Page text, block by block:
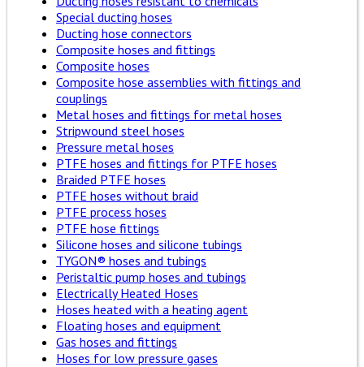
Special ducting hoses
Ducting hose connectors
Composite hoses and fittings
Composite hoses
Composite hose assemblies with fittings and
couplings
Metal hoses and fittings for metal hoses
Stripwound steel hoses
Pressure metal hoses
PTFE hoses and fittings for PTFE hoses
Braided PTFE hoses
PTFE hoses without braid
PTFE process hoses
PTFE hose fittings
Silicone hoses and silicone tubings
TYGON® hoses and tubings
Peristaltic pump hoses and tubings
Electrically Heated Hoses
Hoses heated with a heating agent
Floating hoses and equipment
Gas hoses and fittings
Hoses for low pressure gases